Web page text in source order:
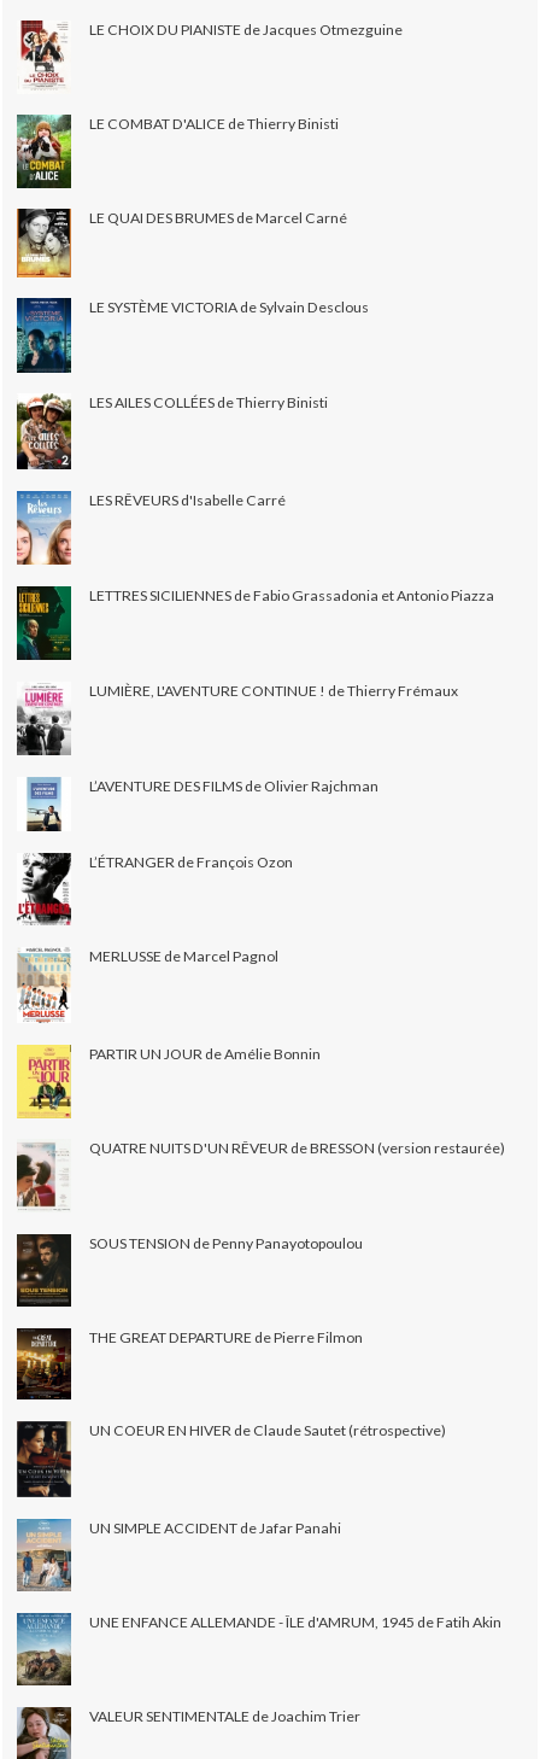
LE CHOIX DU PIANISTE de Jacques Otmezguine
LE COMBAT D'ALICE de Thierry Binisti
LE QUAI DES BRUMES de Marcel Carné
LE SYSTÈME VICTORIA de Sylvain Desclous
LES AILES COLLÉES de Thierry Binisti
LES RÊVEURS d'Isabelle Carré
LETTRES SICILIENNES de Fabio Grassadonia et Antonio Piazza
LUMIÈRE, L'AVENTURE CONTINUE ! de Thierry Frémaux
L’AVENTURE DES FILMS de Olivier Rajchman
L’ÉTRANGER de François Ozon
MERLUSSE de Marcel Pagnol
PARTIR UN JOUR de Amélie Bonnin
QUATRE NUITS D'UN RÊVEUR de BRESSON (version restaurée)
SOUS TENSION de Penny Panayotopoulou
THE GREAT DEPARTURE de Pierre Filmon
UN COEUR EN HIVER de Claude Sautet (rétrospective)
UN SIMPLE ACCIDENT de Jafar Panahi
UNE ENFANCE ALLEMANDE - ÎLE d'AMRUM, 1945 de Fatih Akin
VALEUR SENTIMENTALE de Joachim Trier